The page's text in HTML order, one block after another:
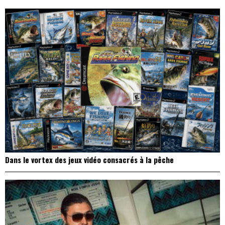
Dans le vortex des jeux vidéo consacrés à la pêche